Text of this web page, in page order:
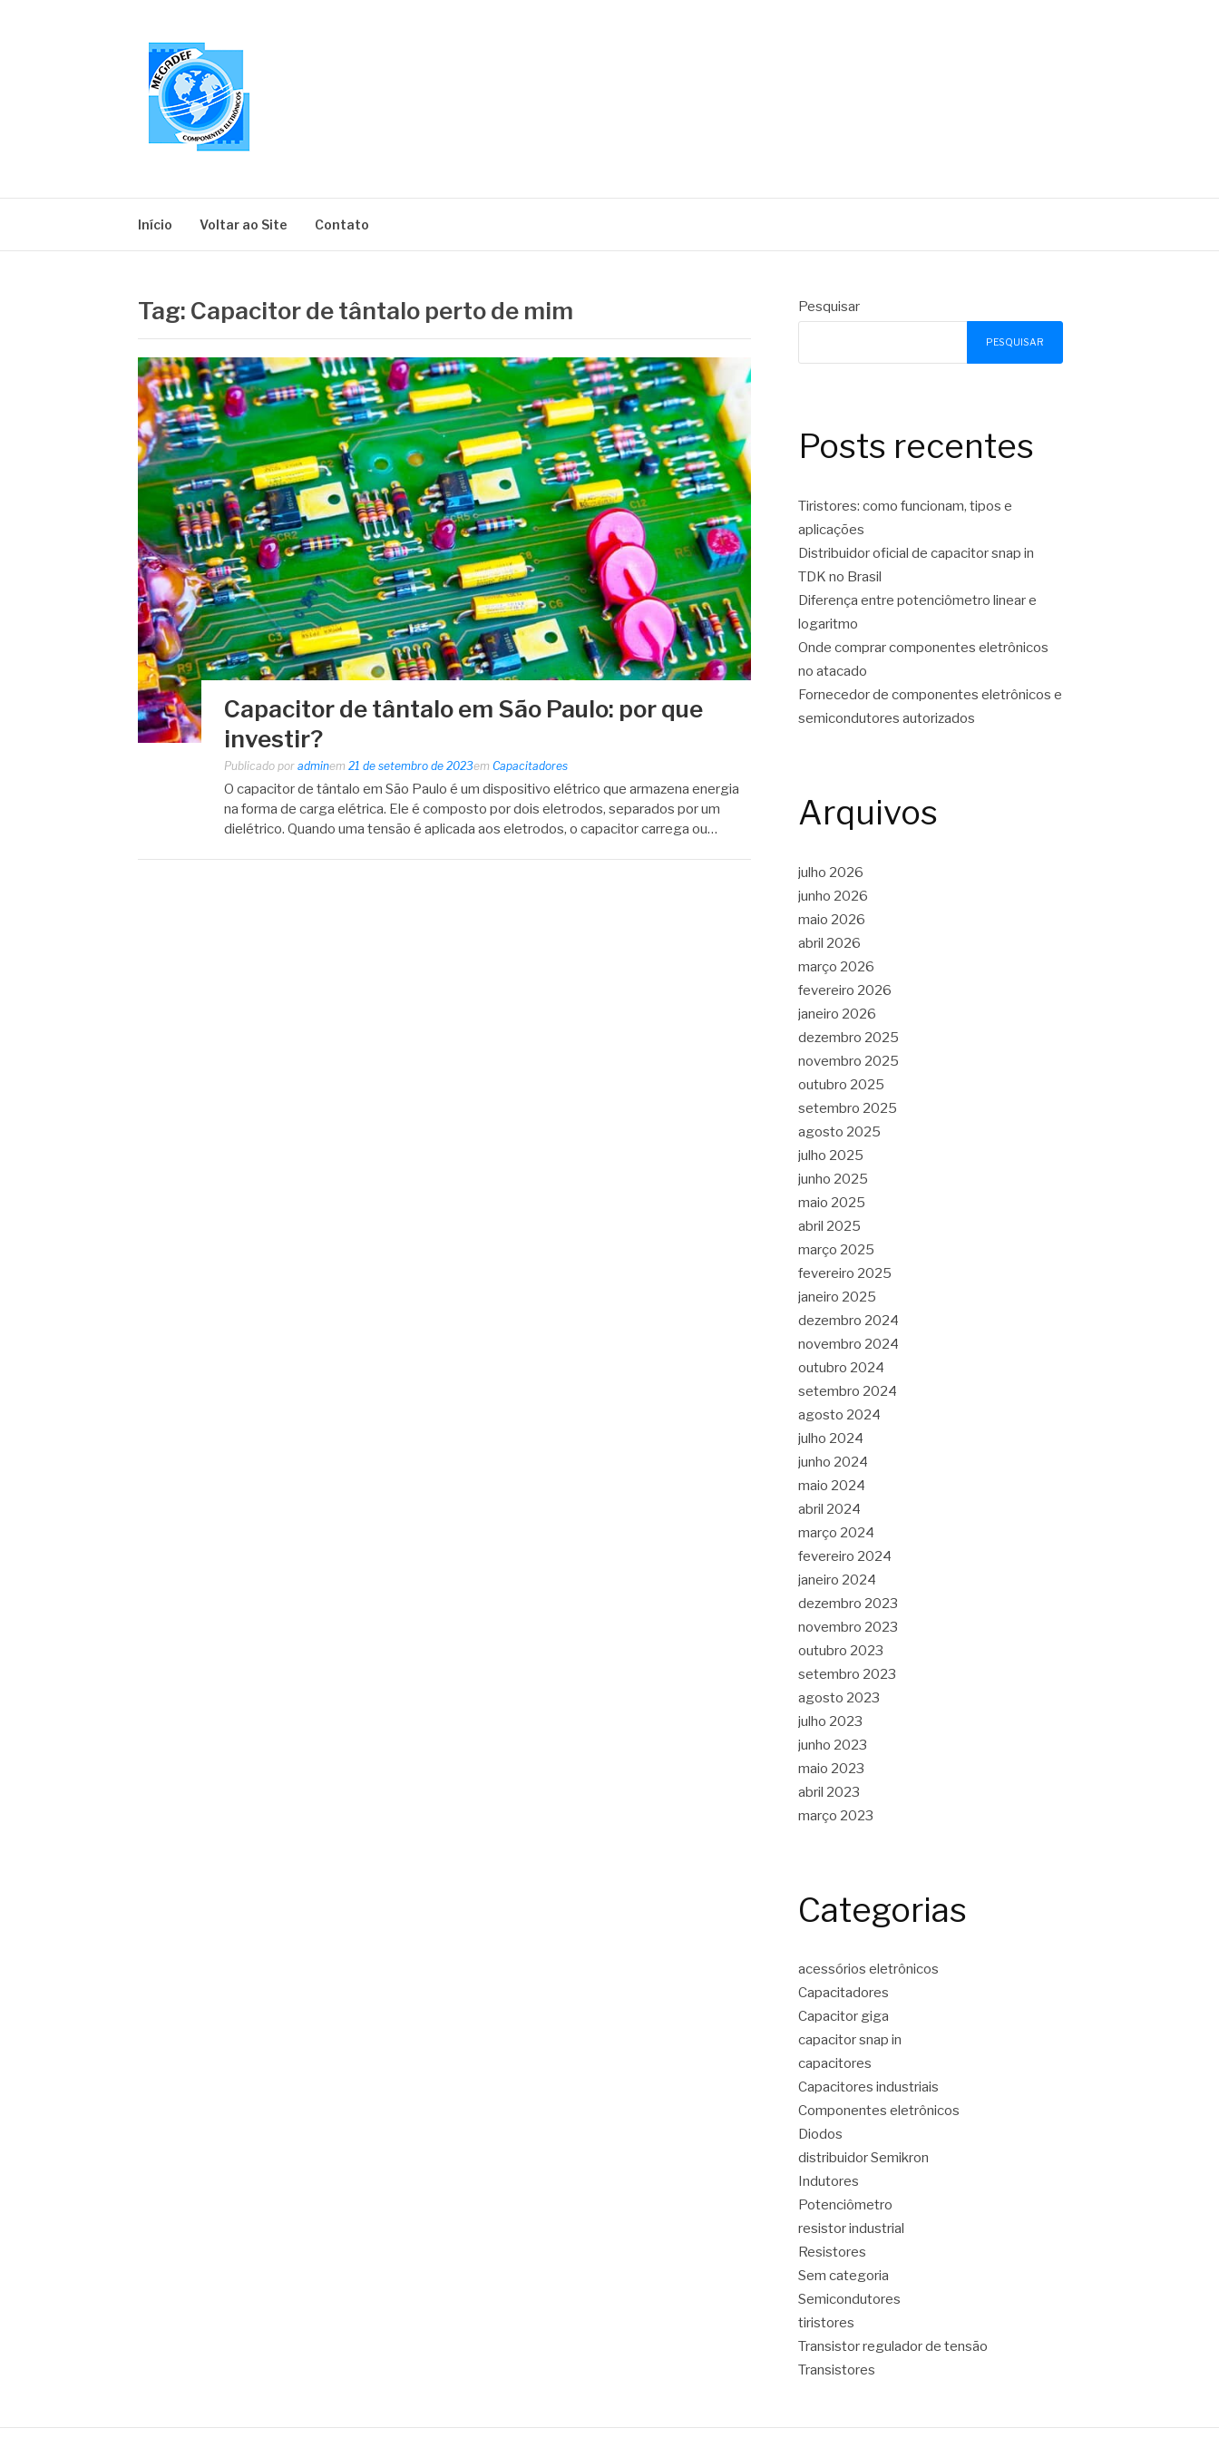
Início Voltar ao Site Contato
Tag: Capacitor de tântalo perto de mim
Capacitor de tântalo em São Paulo: por que
investir?
Publicado por adminem 21 de setembro de 2023em Capacitadores
O capacitor de tântalo em São Paulo é um dispositivo elétrico que armazena energia
na forma de carga elétrica. Ele é composto por dois eletrodos, separados por um
dielétrico. Quando uma tensão é aplicada aos eletrodos, o capacitor carrega ou…
Pesquisar
PESQUISAR
Posts recentes
Tiristores: como funcionam, tipos e
aplicações
Distribuidor oficial de capacitor snap in
TDK no Brasil
Diferença entre potenciômetro linear e
logaritmo
Onde comprar componentes eletrônicos
no atacado
Fornecedor de componentes eletrônicos e
semicondutores autorizados
Arquivos
julho 2026
junho 2026
maio 2026
abril 2026
março 2026
fevereiro 2026
janeiro 2026
dezembro 2025
novembro 2025
outubro 2025
setembro 2025
agosto 2025
julho 2025
junho 2025
maio 2025
abril 2025
março 2025
fevereiro 2025
janeiro 2025
dezembro 2024
novembro 2024
outubro 2024
setembro 2024
agosto 2024
julho 2024
junho 2024
maio 2024
abril 2024
março 2024
fevereiro 2024
janeiro 2024
dezembro 2023
novembro 2023
outubro 2023
setembro 2023
agosto 2023
julho 2023
junho 2023
maio 2023
abril 2023
março 2023
Categorias
acessórios eletrônicos
Capacitadores
Capacitor giga
capacitor snap in
capacitores
Capacitores industriais
Componentes eletrônicos
Diodos
distribuidor Semikron
Indutores
Potenciômetro
resistor industrial
Resistores
Sem categoria
Semicondutores
tiristores
Transistor regulador de tensão
Transistores